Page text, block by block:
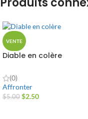
VENTE
Diable en colère
(0)
Affronter
$5.00 $2.50